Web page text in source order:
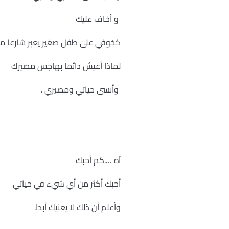
و أخاف عليك
كخوفي على طفل صغير يعبر شارعا
لماذا أعيش دائما بهاجس مصيرك
وأنسى حياتي ومصيري .
آه ….كم أحبك
أحبك أكثر من أي شيء في حياتي
وأعلم أن ذلك لا يعنيك أبدا.